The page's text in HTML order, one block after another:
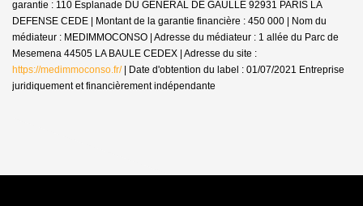
garantie : 110 Esplanade DU GENERAL DE GAULLE 92931 PARIS LA
DEFENSE CEDE | Montant de la garantie financière : 450 000 | Nom du
médiateur : MEDIMMOCONSO | Adresse du médiateur : 1 allée du Parc de
Mesemena 44505 LA BAULE CEDEX | Adresse du site :
https://medimmoconso.fr/| Date d'obtention du label : 01/07/2021 Entreprise
juridiquement et financièrement indépendante